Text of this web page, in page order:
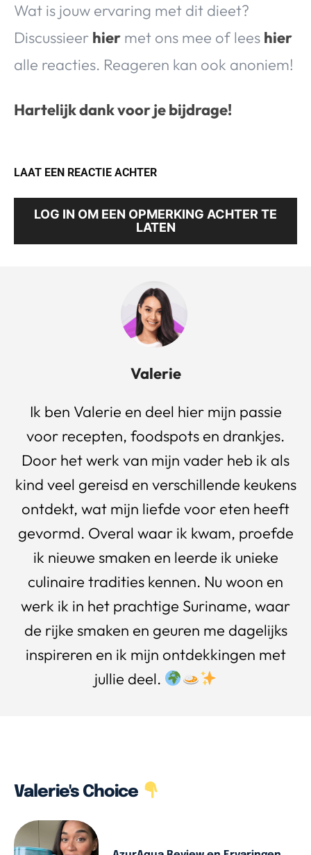
Wat is jouw ervaring met dit dieet?
Discussieer hier met ons mee of lees hier
alle reacties. Reageren kan ook anoniem!
Hartelijk dank voor je bijdrage!
LAAT EEN REACTIE ACHTER
LOG IN OM EEN OPMERKING ACHTER TE
LATEN
Valerie
Ik ben Valerie en deel hier mijn passie
voor recepten, foodspots en drankjes.
Door het werk van mijn vader heb ik als
kind veel gereisd en verschillende keukens
ontdekt, wat mijn liefde voor eten heeft
gevormd. Overal waar ik kwam, proefde
ik nieuwe smaken en leerde ik unieke
culinaire tradities kennen. Nu woon en
werk ik in het prachtige Suriname, waar
de rijke smaken en geuren me dagelijks
inspireren en ik mijn ontdekkingen met
jullie deel.
Valerie's Choice